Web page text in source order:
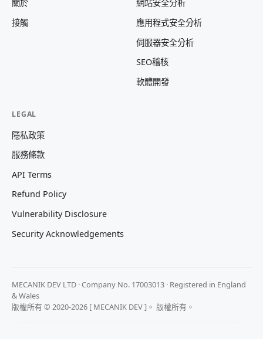
關於
接觸
網站安全分析
應用程式安全分析
伺服器安全分析
SEO稽核
軟體開發
LEGAL
隱私政策
服務條款
API Terms
Refund Policy
Vulnerability Disclosure
Security Acknowledgements
MECANIK DEV LTD · Company No. 17003013 · Registered in England
& Wales
版權所有 © 2020-2026 [ MECANIK DEV ]。 版權所有。